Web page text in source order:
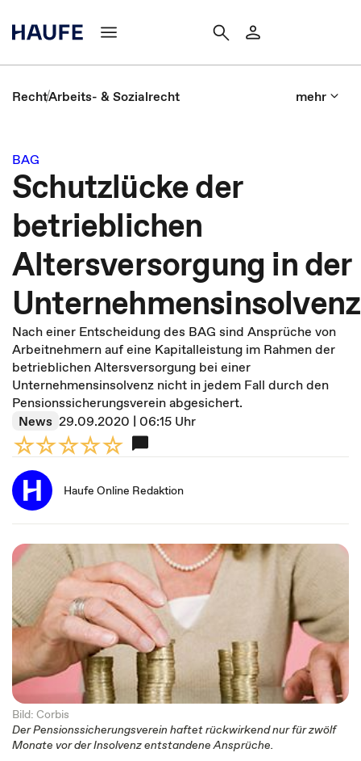
RechtArbeits- & Sozialrecht mehr
BAG
Schutzlücke der
betrieblichen
Altersversorgung in der
Unternehmensinsolvenz
Nach einer Entscheidung des BAG sind Ansprüche von
Arbeitnehmern auf eine Kapitalleistung im Rahmen der
betrieblichen Altersversorgung bei einer
Unternehmensinsolvenz nicht in jedem Fall durch den
Pensionssicherungsverein abgesichert.
News 29.09.2020 | 06:15 Uhr
Haufe Online Redaktion
Bild: Corbis
Der Pensionssicherungsverein haftet rückwirkend nur für zwölf
Monate vor der Insolvenz entstandene Ansprüche.